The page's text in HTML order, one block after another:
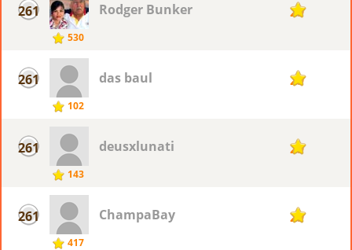
261
530
Rodger Bunker 29
261
102
das baul 29
261
143
deusxlunati 29
261
417
ChampaBay 29